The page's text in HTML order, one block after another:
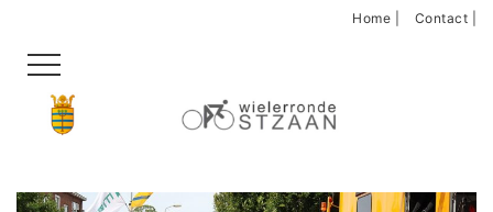
Home | Contact |